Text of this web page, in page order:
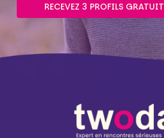
RECEVEZ 3 PROFILS